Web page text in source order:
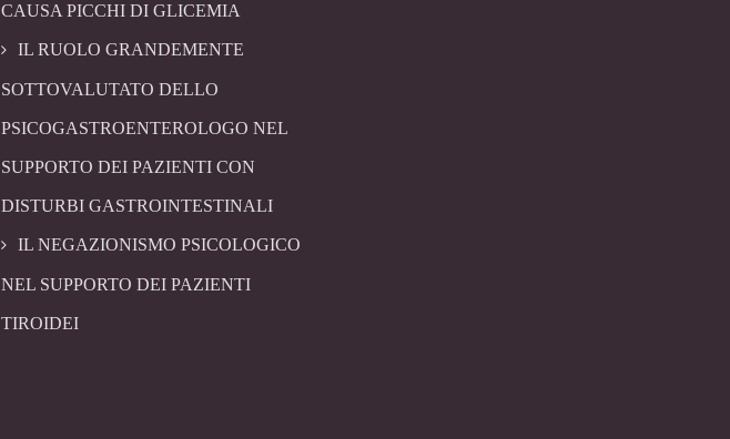
CAUSA PICCHI DI GLICEMIA
IL RUOLO GRANDEMENTE
SOTTOVALUTATO DELLO
PSICOGASTROENTEROLOGO NEL
SUPPORTO DEI PAZIENTI CON
DISTURBI GASTROINTESTINALI
IL NEGAZIONISMO PSICOLOGICO
NEL SUPPORTO DEI PAZIENTI
TIROIDEI